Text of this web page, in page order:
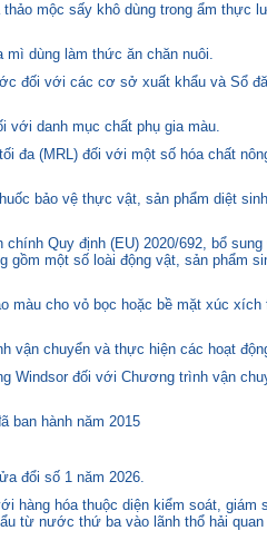
mộc sấy khô dùng trong ẩm thực
dùng làm thức ăn chăn nuôi.
đối với các cơ sở xuất khẩu và Sổ
với danh mục chất phụ gia màu.
đa (MRL) đối với một số hóa chất
bảo vệ thực vật, sản phẩm diệt
Quy định (EU) 2020/692, bổ sung
một số loài động vật, sản phẩm
màu cho vỏ bọc hoặc bề mặt xúc xích
vận chuyển và thực hiện các hoạt
Windsor đối với Chương trình vận
ban hành năm 2015
đổi số 1 năm 2026.
hàng hóa thuộc diện kiểm soát, giám
từ nước thứ ba vào lãnh thổ hải quan